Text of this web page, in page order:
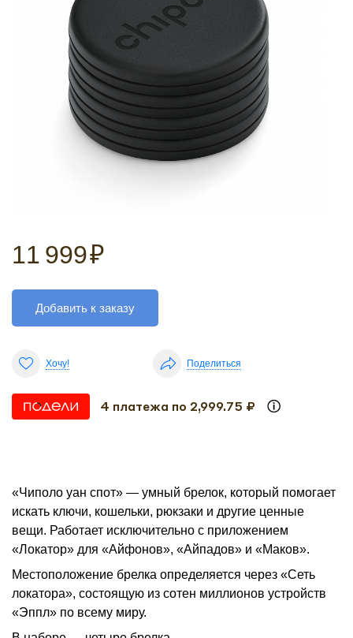
11 999₽
Добавить к заказу
Хочу! Поделиться
4 платежа по 2,999.75 ₽
«Чиполо уан спот» — умный брелок, который помогает
искать ключи, кошельки, рюкзаки и другие ценные
вещи. Работает исключительно с приложением
«Локатор» для «Айфонов», «Айпадов» и «Маков».
Местоположение брелка определяется через «Сеть
локатора», состоящую из сотен миллионов устройств
«Эппл» по всему миру.